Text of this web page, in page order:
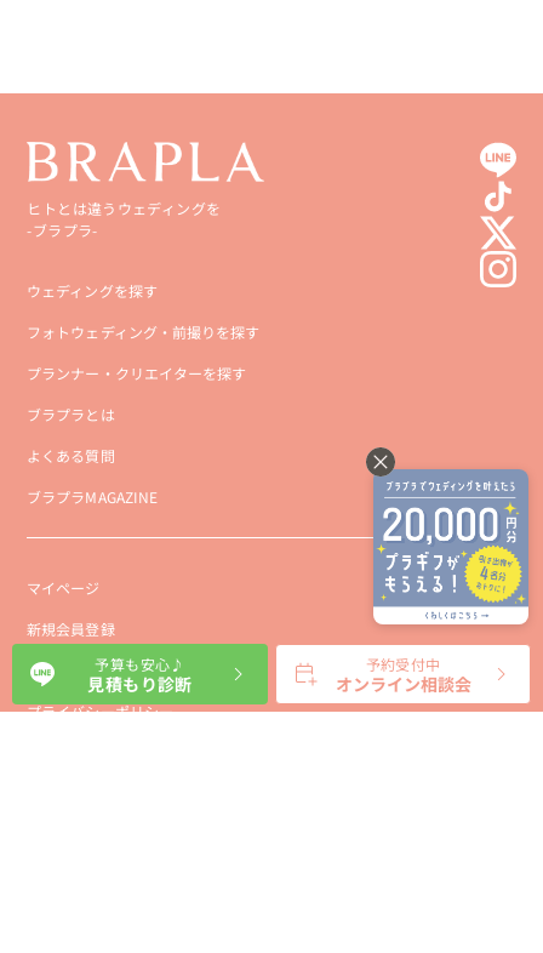
ヒトとは違うウェディングを
-ブラプラ-
ウェディングを探す
フォトウェディング・前撮りを探す
プランナー・クリエイターを探す
ブラプラとは
よくある質問
ブラプラMAGAZINE
マイページ
新規会員登録
会社概要
プライバシーポリシー
予算も安心♪
見積もり診断
予約受付中
オンライン相談会